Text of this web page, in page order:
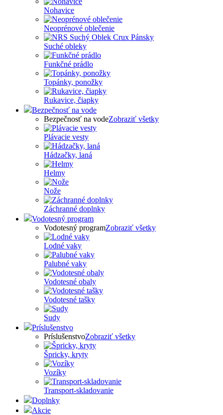
Nohavice
Neoprénové oblečenie
Suché obleky
Funkčné prádlo
Topánky, ponožky
Rukavice, čiapky
Bezpečnosť na vode
Bezpečnosť na vodeZobraziť všetky
Plávacie vesty
Hádzačky, laná
Helmy
Nože
Záchranné doplnky
Vodotesný program
Vodotesný programZobraziť všetky
Lodné vaky
Palubné vaky
Vodotesné obaly
Vodotesné tašky
Sudy
Príslušenstvo
PríslušenstvoZobraziť všetky
Špricky, kryty
Vozíky
Transport-skladovanie
Doplnky
Akcie